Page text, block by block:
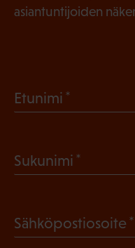
asiantuntijoiden
Etunimi
l
Sukunimi
k
Sähköpostiosoite